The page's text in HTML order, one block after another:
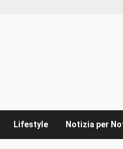
Lifestyle Notizia per